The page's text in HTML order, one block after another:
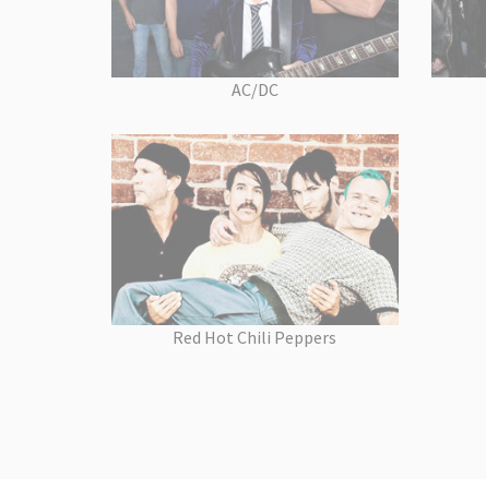
AC/DC
Red Hot Chili Peppers